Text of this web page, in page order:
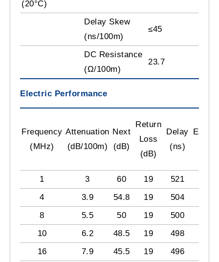
(20°C)
Delay Skew
(ns/100m)
≤45
DC Resistance
(Ω/100m)
23.7
Electric Performance
Frequency
(MHz)
Attenuation
(dB/100m)
Next
(dB)
Return
Loss
(dB)
Delay
(ns)
1 3 60 19 521
4
3.9 54.8 19 504
8
5.5 50 19 500
10
6.2 48.5 19 498
16
7.9 45.5 19 496